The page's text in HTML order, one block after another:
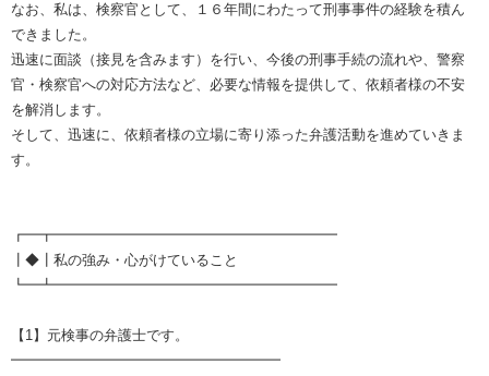
なお、私は、検察官として、１６年間にわたって刑事事件の経験を積ん
できました。
迅速に面談（接見を含みます）を行い、今後の刑事手続の流れや、警察
官・検察官への対応方法など、必要な情報を提供して、依頼者様の不安
を解消します。
そして、迅速に、依頼者様の立場に寄り添った弁護活動を進めていきま
す。
┏━┳━━━━━━━━━━━━━━━━━━━━
┃◆┃私の強み・心がけていること
┗━┻━━━━━━━━━━━━━━━━━━━━
【1】元検事の弁護士です。
━━━━━━━━━━━━━━━━━━━